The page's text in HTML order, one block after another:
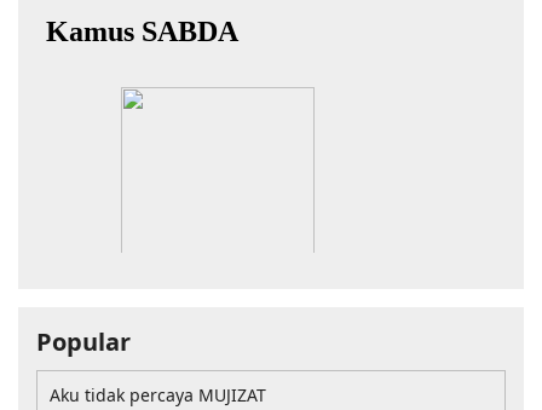
Popular
Aku tidak percaya MUJIZAT